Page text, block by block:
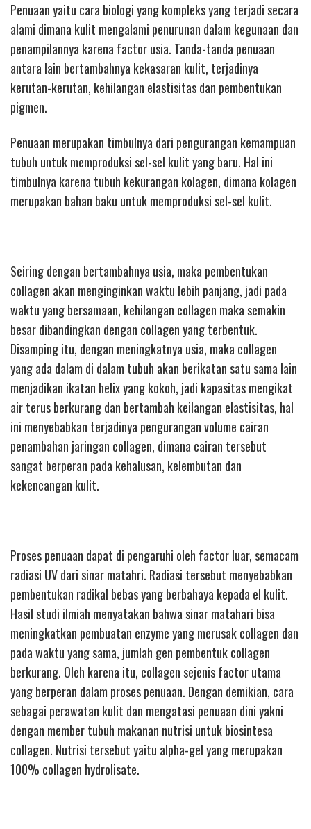
Penuaan yaitu cara biologi yang kompleks yang terjadi secara
alami dimana kulit mengalami penurunan dalam kegunaan dan
penampilannya karena factor usia. Tanda-tanda penuaan
antara lain bertambahnya kekasaran kulit, terjadinya
kerutan-kerutan, kehilangan elastisitas dan pembentukan
pigmen.
Penuaan merupakan timbulnya dari pengurangan kemampuan
tubuh untuk memproduksi sel-sel kulit yang baru. Hal ini
timbulnya karena tubuh kekurangan kolagen, dimana kolagen
merupakan bahan baku untuk memproduksi sel-sel kulit.
Seiring dengan bertambahnya usia, maka pembentukan
collagen akan menginginkan waktu lebih panjang, jadi pada
waktu yang bersamaan, kehilangan collagen maka semakin
besar dibandingkan dengan collagen yang terbentuk.
Disamping itu, dengan meningkatnya usia, maka collagen
yang ada dalam di dalam tubuh akan berikatan satu sama lain
menjadikan ikatan helix yang kokoh, jadi kapasitas mengikat
air terus berkurang dan bertambah keilangan elastisitas, hal
ini menyebabkan terjadinya pengurangan volume cairan
penambahan jaringan collagen, dimana cairan tersebut
sangat berperan pada kehalusan, kelembutan dan
kekencangan kulit.
Proses penuaan dapat di pengaruhi oleh factor luar, semacam
radiasi UV dari sinar matahri. Radiasi tersebut menyebabkan
pembentukan radikal bebas yang berbahaya kepada el kulit.
Hasil studi ilmiah menyatakan bahwa sinar matahari bisa
meningkatkan pembuatan enzyme yang merusak collagen dan
pada waktu yang sama, jumlah gen pembentuk collagen
berkurang. Oleh karena itu, collagen sejenis factor utama
yang berperan dalam proses penuaan. Dengan demikian, cara
sebagai perawatan kulit dan mengatasi penuaan dini yakni
dengan member tubuh makanan nutrisi untuk biosintesa
collagen. Nutrisi tersebut yaitu alpha-gel yang merupakan
100% collagen hydrolisate.